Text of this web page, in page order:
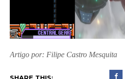
Artigo por: Filipe Castro Mesquita